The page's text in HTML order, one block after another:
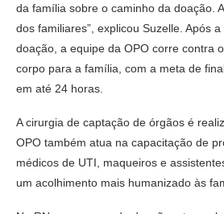
da família sobre o caminho da doação.
dos familiares”, explicou Suzelle. Após
doação, a equipe da OPO corre contra
corpo para a família, com a meta de
em até 24 horas.
A cirurgia de captação de órgãos é
OPO também atua na capacitação de
médicos de UTI, maqueiros e
um acolhimento mais humanizado às